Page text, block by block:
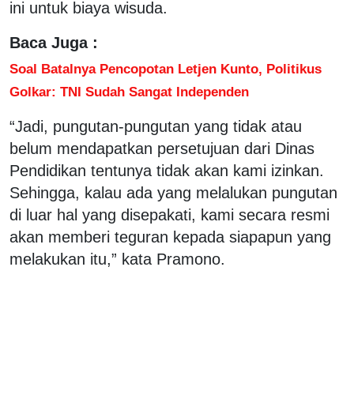
ini untuk biaya wisuda.
Baca Juga :
Soal Batalnya Pencopotan Letjen Kunto, Politikus
Golkar: TNI Sudah Sangat Independen
“Jadi, pungutan-pungutan yang tidak atau
belum mendapatkan persetujuan dari Dinas
Pendidikan tentunya tidak akan kami izinkan.
Sehingga, kalau ada yang melalukan pungutan
di luar hal yang disepakati, kami secara resmi
akan memberi teguran kepada siapapun yang
melakukan itu,” kata Pramono.